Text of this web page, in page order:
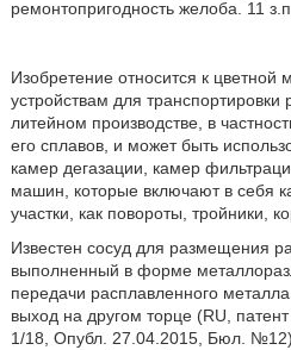
ремонтопригодность желоба. 11
Изобретение относится к цветной
устройствам для
литейном производстве, в
его сплавов, и может быть
камер дегазации, камер
машин, которые включают в себя
участки, как повороты, тройники,
Известен сосуд для размещения
выполненный в форме
передачи расплавленного
выход на другом торце (RU,
1/18, Опубл. 27.04.2015, Бюл.